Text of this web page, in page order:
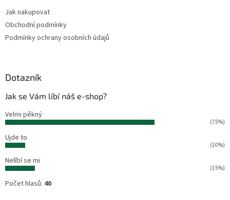
Jak nakupovat
Obchodní podmínky
Podmínky ochrany osobních údajů
Dotazník
Jak se Vám líbí náš e-shop?
Velmi pěkný
(75%)
Ujde to
(10%)
Nelíbí se mi
(15%)
Počet hlasů: 40